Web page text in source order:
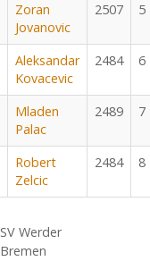
Zoran
Jovanovic
2507 5
Aleksandar
Kovacevic
2484 6
Mladen
Palac
2489 7
Robert
Zelcic
2484 8
SV Werder
Bremen